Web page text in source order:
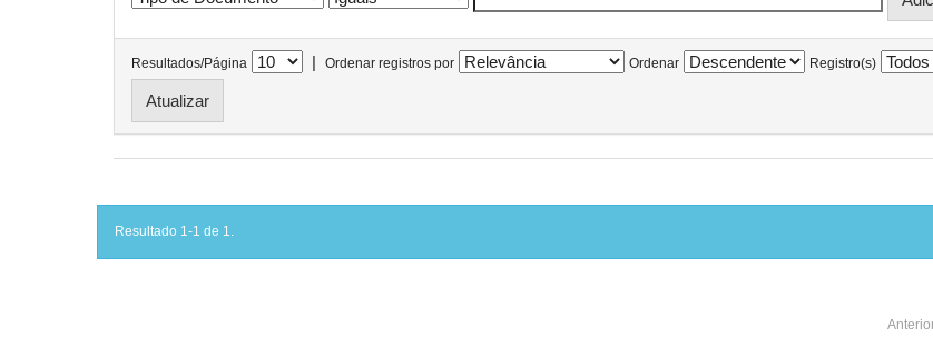
Resultados/Página | Ordenar registros por Ordenar Registro(s)
Resultado 1-1 de 1.